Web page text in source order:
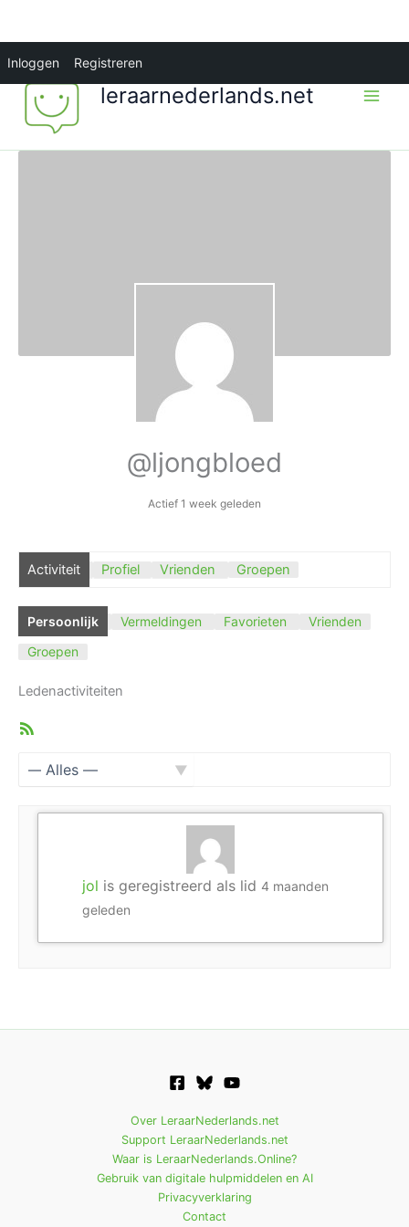
Inloggen Registreren
inhoud
leraarnederlands.net
@ljongbloed
Actief 1 week geleden
Activiteit Profiel Vrienden Groepen
Persoonlijk Vermeldingen Favorieten
Vrienden
Groepen
Ledenactiviteiten
jol is geregistreerd als lid4 maanden
geleden
Over LeraarNederlands.net
Support LeraarNederlands.net
Waar is LeraarNederlands.Online?
Gebruik van digitale hulpmiddelen en AI
Privacyverklaring
Contact